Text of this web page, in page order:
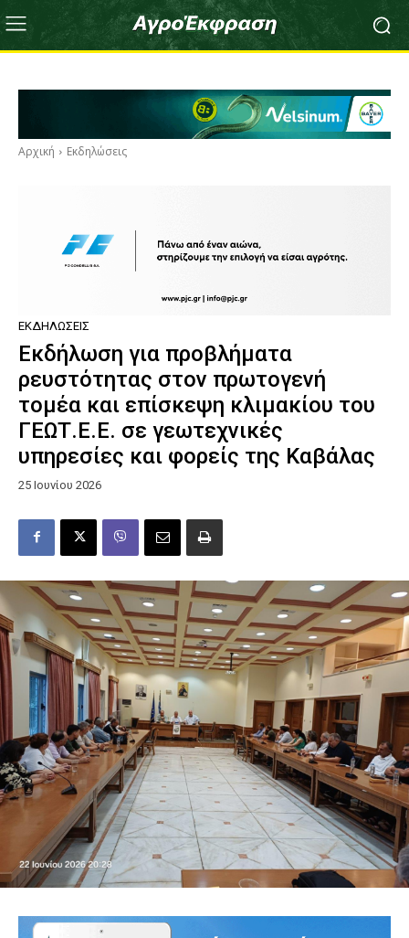
Αρχική Εκδηλώσεις
ΕΚΔΗΛΏΣΕΙΣ
Εκδήλωση για προβλήματα
ρευστότητας στον πρωτογενή
τομέα και επίσκεψη κλιμακίου του
ΓΕΩΤ.Ε.Ε. σε γεωτεχνικές
υπηρεσίες και φορείς της Καβάλας
25 Ιουνίου 2026